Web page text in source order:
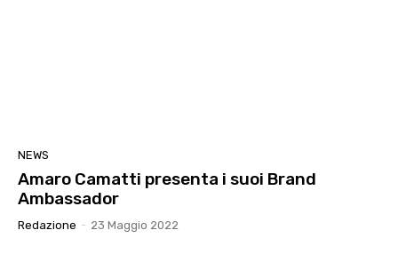
NEWS
Amaro Camatti presenta i suoi Brand
Ambassador
Redazione - 23 Maggio 2022